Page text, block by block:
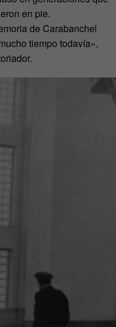
en pie.
de Carabanchel
tiempo todavía»,